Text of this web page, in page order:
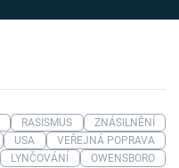
RASISMUS
ZNÁSILNĚNÍ
USA
VEŘEJNÁ POPRAVA
LYNČOVÁNÍ OWENSBORO